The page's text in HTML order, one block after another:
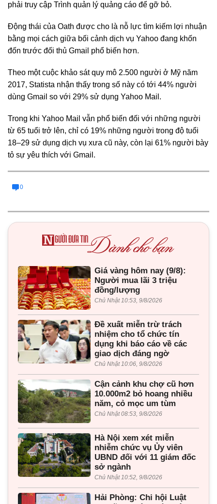
phải truy cập Trình quản lý quảng cáo để gỡ bỏ.
Động thái của Oath được cho là nỗ lực tìm kiếm lợi nhuận
bằng mọi cách giữa bối cảnh dịch vụ Yahoo đang khốn
đốn trước đối thủ Gmail phổ biến hơn.
Theo một cuộc khảo sát quy mô 2.500 người ở Mỹ năm
2017, Statista nhận thấy trong số này có tới 44% người
dùng Gmail so với 29% sử dụng Yahoo Mail.
Trong khi Yahoo Mail vẫn phổ biến đối với những người
từ 65 tuổi trở lên, chỉ có 19% những người trong độ tuổi
18–29 sử dụng dịch vụ xưa cũ này, còn lại 61% người bày
tỏ sự yêu thích với Gmail.
0
Giá vàng hôm nay (9/8):
Người mua lãi 3 triệu
đồng/lượng
Chủ Nhật 10:53, 9/8/2026
Đề xuất miễn trừ trách
nhiệm cho tổ chức tín
dụng khi báo cáo về các
giao dịch đáng ngờ
Chủ Nhật 10:06, 9/8/2026
Cận cảnh khu chợ cũ hơn
10.000m2 bỏ hoang nhiều
năm, cỏ mọc um tùm
Chủ Nhật 08:53, 9/8/2026
Hà Nội xem xét miễn
nhiễm chức vụ Ủy viên
UBND đối với 11 giám đốc
sở ngành
Chủ Nhật 10:52, 9/8/2026
Hải Phòng: Chi hội Luật